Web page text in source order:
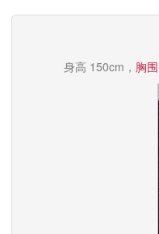
身高 150cm， 胸